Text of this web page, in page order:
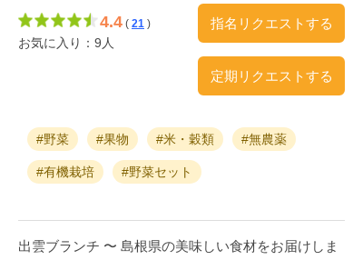
4.4 ( 21 )
お気に入り：9人
指名リクエストする
定期リクエストする
#野菜 #果物 #米・穀類 #無農薬
#有機栽培 #野菜セット
出雲ブランチ 〜 島根県の美味しい食材をお届けしま